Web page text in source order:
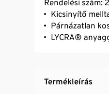
Rendelési szám:
Kicsinyítő
Párnázatlan
LYCRA®
Termékleírás